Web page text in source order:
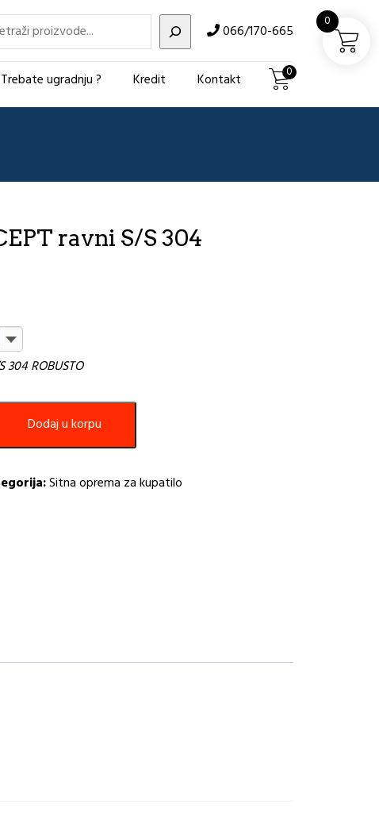
066/170-665
Trebate ugradnju ? Kredit Kontakt 0
ravni S/S 304
304 ROBUSTO
Dodaj u korpu
Sitna oprema za kupatilo
0